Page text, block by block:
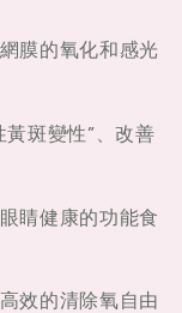
膜的氧化和感光
斑變性”、改善
睛健康的功能食
效的清除氧自由